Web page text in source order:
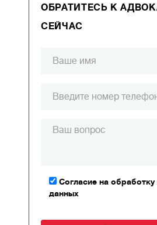
ОБРАТИТЕСЬ К
СЕЙЧАС
Согласие на
данных